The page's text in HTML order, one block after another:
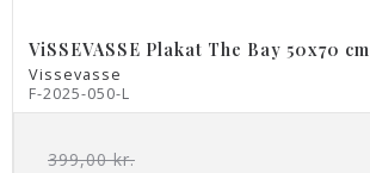
ViSSEVASSE Plakat The Bay 50x70 cm
Vissevasse
F-2025-050-L
399,00 kr.